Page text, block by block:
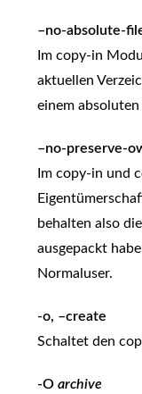
–no-absolute-
Im copy-in
aktuellen
einem
–no-preserve-
Im copy-in und
behalten also
ausgepackt
Normaluser.
-o, –create
Schaltet den
-Oarchive